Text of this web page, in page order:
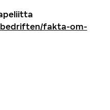
bedriften/fakta-om-